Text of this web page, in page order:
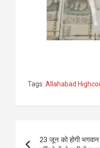
Tags: Allahabad
23 जून को होगी